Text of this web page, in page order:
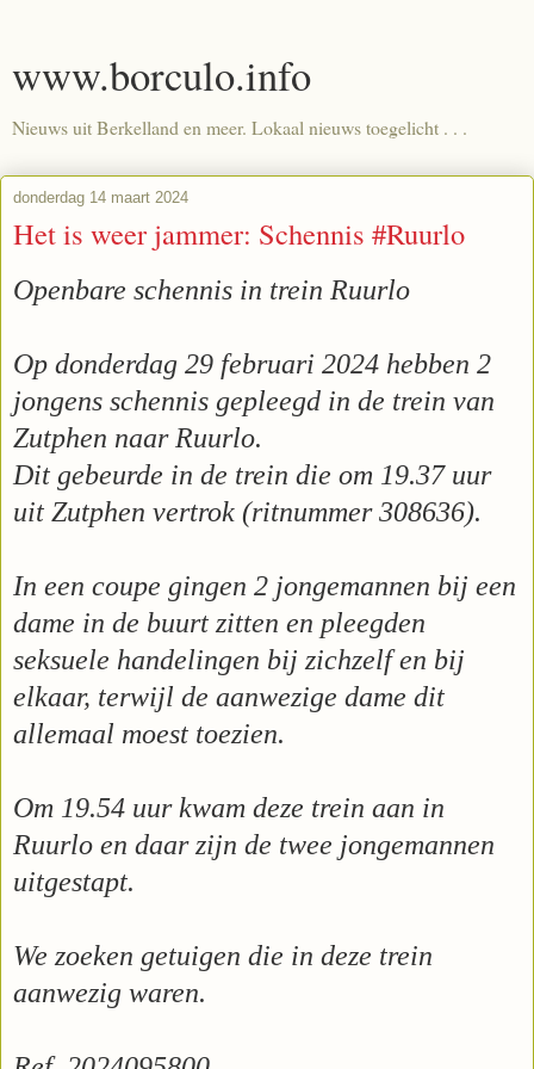
www.borculo.info
Nieuws uit Berkelland en meer. Lokaal nieuws toegelicht . . .
donderdag 14 maart 2024
Het is weer jammer: Schennis #Ruurlo
Openbare schennis in trein Ruurlo
Op donderdag 29 februari 2024 hebben 2
jongens schennis gepleegd in de trein van
Zutphen naar Ruurlo.
Dit gebeurde in de trein die om 19.37 uur
uit Zutphen vertrok (ritnummer 308636).
In een coupe gingen 2 jongemannen bij een
dame in de buurt zitten en pleegden
seksuele handelingen bij zichzelf en bij
elkaar, terwijl de aanwezige dame dit
allemaal moest toezien.
Om 19.54 uur kwam deze trein aan in
Ruurlo en daar zijn de twee jongemannen
uitgestapt.
We zoeken getuigen die in deze trein
aanwezig waren.